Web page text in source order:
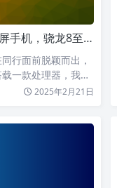
版+7050mAh，轻松用五年
行面前脱颖而出，
一款处理器，我就
2025年2月21日